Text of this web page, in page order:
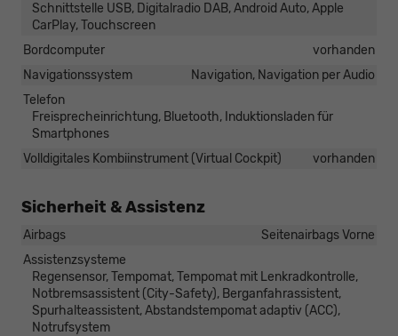
Schnittstelle USB, Digitalradio DAB, Android Auto, Apple
CarPlay, Touchscreen
Bordcomputer
vorhanden
Navigationssystem
Navigation, Navigation per Audio
Telefon
Freisprecheinrichtung, Bluetooth, Induktionsladen für
Smartphones
Volldigitales Kombiinstrument (Virtual Cockpit)
vorhanden
Sicherheit & Assistenz
Airbags
Seitenairbags Vorne
Assistenzsysteme
Regensensor, Tempomat, Tempomat mit Lenkradkontrolle,
Notbremsassistent (City-Safety), Berganfahrassistent,
Spurhalteassistent, Abstandstempomat adaptiv (ACC),
Notrufsystem